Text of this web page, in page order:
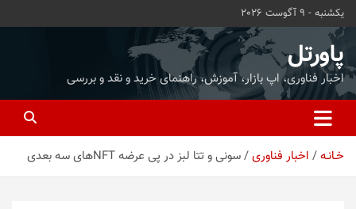
محتوا
بروید
یکشنبه - 9 آگوست 2026
پاورتل
اخبار فناوری، اپ بازار، آموزش، راهنمای خرید و نقد و بررسی
خـانـه اخبار فناوری سونی و تتا لبز در پی عرضه NFTهای سه‌ بعدی